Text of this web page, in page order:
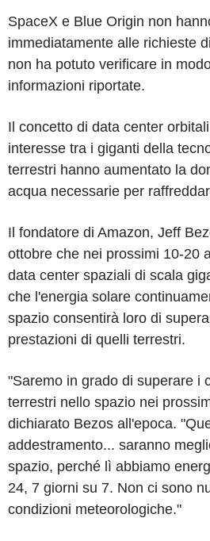
SpaceX e Blue Origin non
immediatamente alle richieste
non ha potuto verificare in
informazioni riportate.
Il concetto di data center
interesse tra i giganti della
terrestri hanno aumentato la
acqua necessarie per
Il fondatore di Amazon, Jeff
ottobre che nei prossimi 10-20
data center spaziali di scala
che l'energia solare
spazio consentirà loro di
prestazioni di quelli terrestri.
"Saremo in grado di superare i
terrestri nello spazio nei
dichiarato Bezos all'epoca.
addestramento... saranno
spazio, perché lì abbiamo
24, 7 giorni su 7. Non ci sono
condizioni meteorologiche."